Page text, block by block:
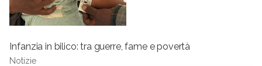
Infanzia in bilico: tra guerre, fame e povertà
Notizie